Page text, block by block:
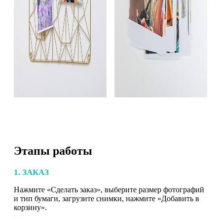
Этапы работы
1. ЗАКАЗ
Нажмите «Сделать заказ», выберите размер фотографий
и тип бумаги, загрузите снимки, нажмите «Добавить в
корзину».